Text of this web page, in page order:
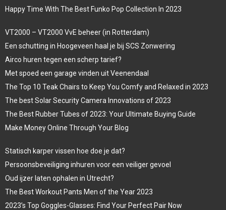
Happy Time With The Best Funko Pop Collection In 2023
VT2000 – VT2000 VvE beheer (in Rotterdam)
Een schutting in Hoogeveen haal je bij SCS Zonwering
Airco huren tegen een scherp tarief?
Met spoed een garage vinden uit Veenendaal
The Top 10 Teak Chairs to Keep You Comfy and Relaxed in 2023
The best Solar Security Camera Innovations of 2023
The Best Rubber Tubes of 2023: Your Ultimate Buying Guide
Make Money Online Through Your Blog
Statisch karper vissen hoe doe je dat?
Persoonsbeveiliging inhuren voor een veiliger gevoel
Oud ijzer laten ophalen in Utrecht?
The Best Workout Pants Men of the Year 2023
2023’s Top Goggles-Glasses: Find Your Perfect Pair Now